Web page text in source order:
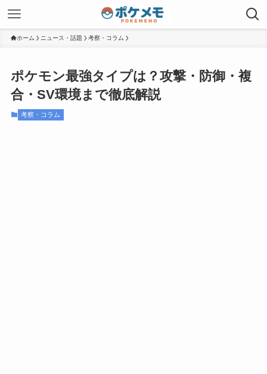
ホーム ニュース・話題 考察・コラム
ポケモン最強タイプは？攻撃・防御・複
合・SV環境まで徹底解説
考察・コラム